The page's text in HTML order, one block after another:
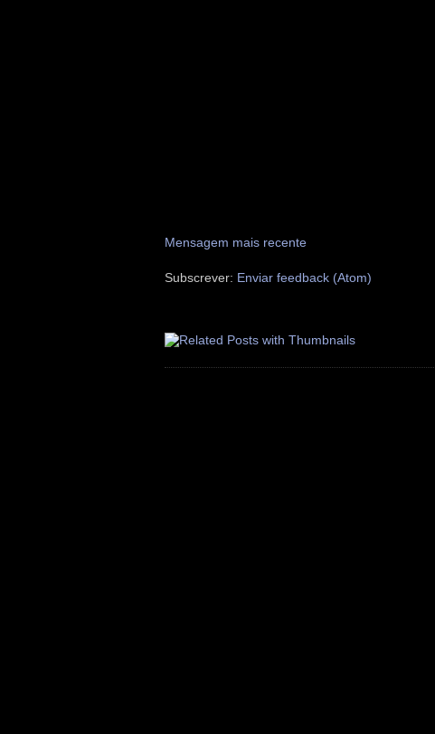
Mensagem mais recente
Subscrever: Enviar feedback (Atom)